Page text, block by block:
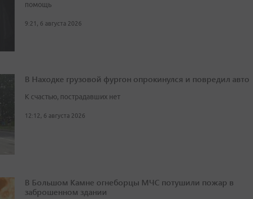
помощь
9:21, 6 августа 2026
В Находке грузовой фургон опрокинулся и повредил авто
К счастью, пострадавших нет
12:12, 6 августа 2026
В Большом Камне огнеборцы МЧС потушили пожар в
заброшенном здании